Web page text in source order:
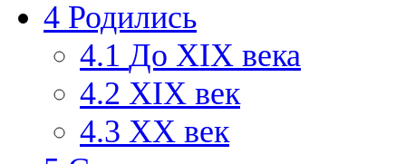
4 Родились
4.1 До XIX века
4.2 XIX век
4.3 XX век